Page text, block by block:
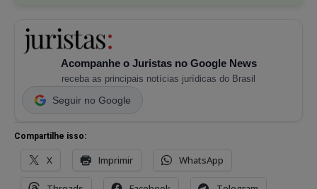
Acompanhe o Juristas no Google News
receba as principais notícias jurídicas do Brasil
Seguir no Google
Compartilhe isso:
X Imprimir WhatsApp